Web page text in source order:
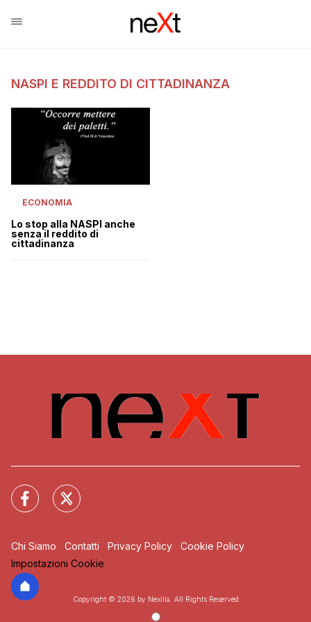
NASPI E REDDITO DI CITTADINANZA
ECONOMIA
Lo stop alla NASPI anche
senza il reddito di
cittadinanza
Chi Siamo Contatti Privacy Policy
Cookie Policy
Impostazioni Cookie
Copyright © 2026 by Nexilia. All Rights Reserved